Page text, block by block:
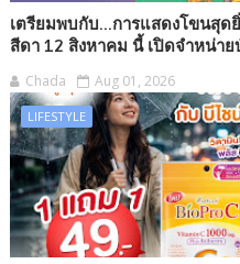
เตรียมพบกับ...การแสดงโขนสุด
สีดา 12 สิงหาคม นี้ เปิดจำหน่าย
Chada Aug 01, 2026
LIFESTYLE